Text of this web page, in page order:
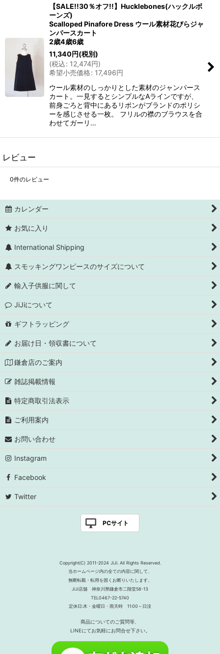
【SALE!!30％オフ!!】Hucklebones(ハックルボ
ーンズ)
Scalloped Pinafore Dress ウール素材花びらジャ
ンパースカート
2歳4歳6歳
11,340円(税別)
(税込: 12,474円)
希望小売価格: 17,496円
ウール素材のしっかりとした素材のジャンパース
カート。一見するとシンプルなAラインですが、
前身ごろと背中にあるリボンがブランドのポリシ
ーを感じさせる一枚。 フリルの襟のブラウスを合
わせてガーリ…
レビュー
0件のレビュー
カレンダー
お気に入り
International Shipping
スモッキングワンピースのサイズについて
輸入子供服に関して
JiJiについて
ギフトラッピング
お届け日・領収書について
鎌倉店のご案内
雑誌掲載情報
特定商取引法表示
ご利用案内
お問い合わせ
Instagram
Facebook
Twitter
PCサイト
Copyright(C) 2011-2024 JiJi. All Rights Reserved.
当ホームページ内の全ての内容に関して、
無断転載・転用を固くお断りいたします。
JiJi店舗 神奈川県鎌倉市二階堂58-13
TEL0467-22-5740
定休日:木・金曜日・雨天時 11:00～日没
商品についてのご質問等、
LINEにてお気軽にお問合せ下さい。